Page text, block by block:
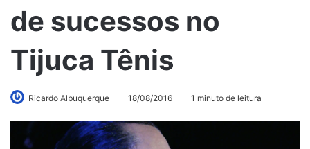
de sucessos no
Tijuca Tênis
Ricardo Albuquerque 18/08/2016 1 minuto de leitura